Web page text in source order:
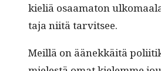
kieliä osaam­a­ton
ta­ja niitä tarvitsee.
Meil­lä on äänekkäitä